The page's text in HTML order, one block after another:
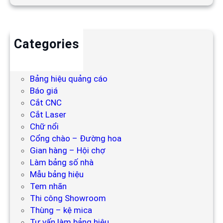
Categories
Bảng hiệu quảng cáo
Báo giá
Cắt CNC
Cắt Laser
Chữ nổi
Cổng chào – Đường hoa
Gian hàng – Hội chợ
Làm bảng số nhà
Mẫu bảng hiệu
Tem nhãn
Thi công Showroom
Thùng – kệ mica